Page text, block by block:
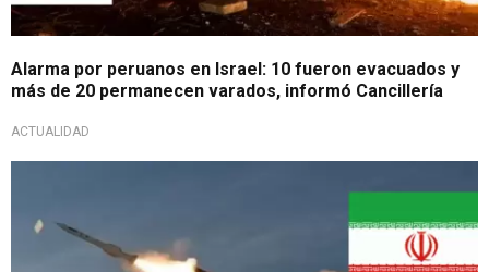
Alarma por peruanos en Israel: 10 fueron evacuados y
más de 20 permanecen varados, informó Cancillería
ACTUALIDAD